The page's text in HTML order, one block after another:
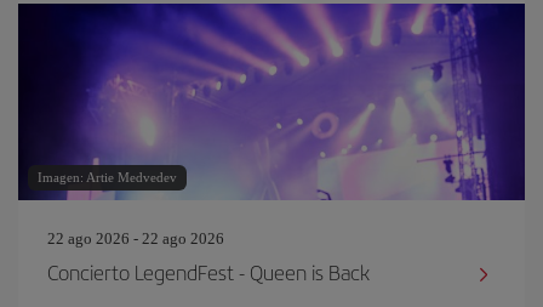
Imagen: Artie Medvedev
22 ago 2026 - 22 ago 2026
Concierto LegendFest - Queen is Back